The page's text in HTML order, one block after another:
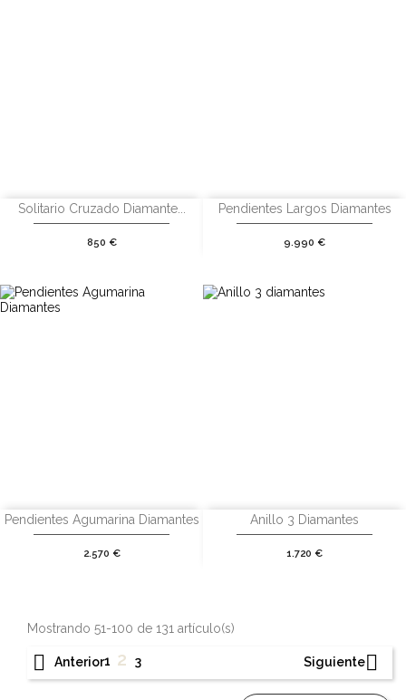
Solitario Cruzado Diamante...
Precio
850 €
Pendientes Largos Diamantes
Precio
9.990 €
Pendientes Agumarina Diamantes
Precio
2.570 €
Anillo 3 Diamantes
Precio
1.720 €
Mostrando 51-100 de 131 artículo(s)
 Anterior1 2 3 Siguiente